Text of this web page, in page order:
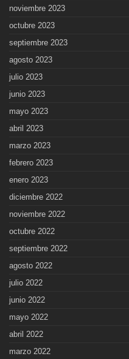
noviembre 2023
octubre 2023
septiembre 2023
agosto 2023
julio 2023
junio 2023
mayo 2023
abril 2023
marzo 2023
febrero 2023
enero 2023
diciembre 2022
noviembre 2022
octubre 2022
septiembre 2022
agosto 2022
julio 2022
junio 2022
mayo 2022
abril 2022
marzo 2022